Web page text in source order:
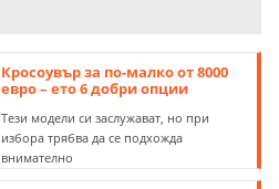
Кросоувър за по-малко от 8000
евро – ето 6 добри опции
Тези модели си заслужават, но при
избора трябва да се подхожда
внимателно